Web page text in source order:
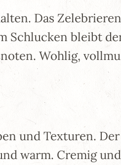
Das
Schlucken bleibt
Wohlig,
und Texturen.
warm. Cremig